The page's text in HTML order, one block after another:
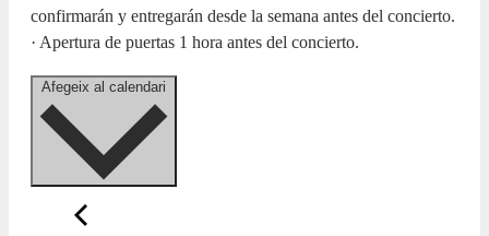
confirmarán y entregarán desde la semana antes del concierto.
· Apertura de puertas 1 hora antes del concierto.